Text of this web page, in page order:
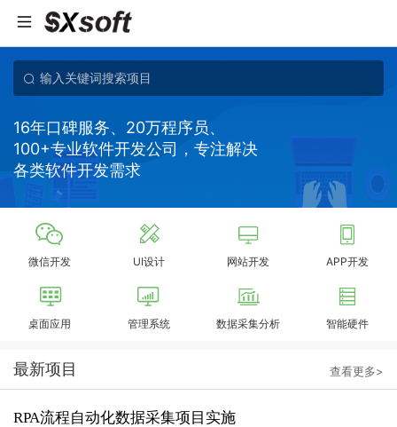
16年口碑服务、20万程序员、
100+专业软件开发公司，专注解决
各类软件开发需求
微信开发 UI设计 网站开发 APP开发
桌面应用 管理系统 数据采集分析 智能硬件
最新项目 查看更多>
RPA流程自动化数据采集项目实施